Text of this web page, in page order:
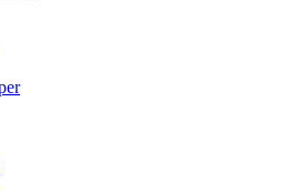
Shoppingwelt